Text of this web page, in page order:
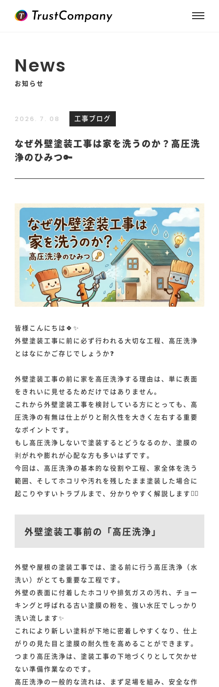
News
お知らせ
2026. 7. 08 工事ブログ
なぜ外壁塗装工事は家を洗うのか？高圧洗
浄のひみつ🔑
皆様こんにちは🍀✨
外壁塗装工事に前に必ず行われる大切な工程、高圧洗浄
とはなにかご存じでしょうか❓
外壁塗装工事の前に家を高圧洗浄する理由は、単に表面
をきれいに見せるためだけではありません。
これから外壁塗装工事を検討している方にとっても、高
圧洗浄の有無は仕上がりと耐久性を大きく左右する重要
なポイントです。
もし高圧洗浄しないで塗装するとどうなるのか、塗膜の
剥がれや膨れが心配な方も多いはずです。
今回は、高圧洗浄の基本的な役割や工程、家全体を洗う
範囲、そしてホコリや汚れを残したまま塗装した場合に
起こりやすいトラブルまで、分かりやすく解説します🙂‍↕️
外壁塗装工事前の「高圧洗浄」
外壁や屋根の塗装工事では、塗る前に行う高圧洗浄（水
洗い）がとても重要な工程です。
外壁の表面に付着したホコリや排気ガスの汚れ、チョー
キングと呼ばれる古い塗膜の粉を、強い水圧でしっかり
洗い流します✨
これにより新しい塗料が下地に密着しやすくなり、仕上
がりの見た目と塗膜の耐久性を高めることができます。
つまり高圧洗浄は、塗装工事の下地づくりとして欠かせ
ない準備作業なのです。
高圧洗浄の一般的な流れは、まず足場を組み、安全な作